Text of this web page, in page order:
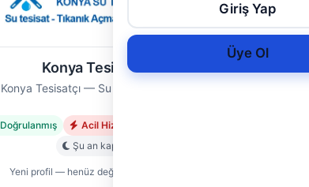
Giriş Yap
Üye Ol
Konya Tesisatçı
Konya Tesisatçı — Su Tesisatı Ustası
Doğrulanmış Acil Hizmet
Şu an kapalı
Yeni profil — henüz değerlendirme yok